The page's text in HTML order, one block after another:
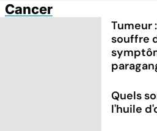
Cancer
Tumeur
souffre
Quels
l'huile